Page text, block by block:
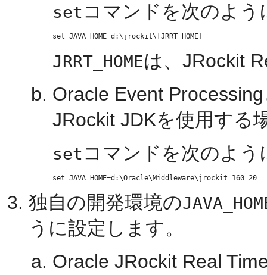
setコマンドを次のよう
JRRT_HOMEは、JRockit
Oracle Event
JRockit JDKを使用する
setコマンドを次のよう
独自の開発環境の
うに設定します。
Oracle JRockit Real